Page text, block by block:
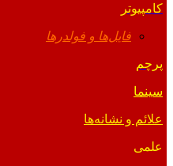
کامپیوتر
فایل‌ها و فولدرها
پرچم
سینما
علائم و نشانه‌ها
علمی